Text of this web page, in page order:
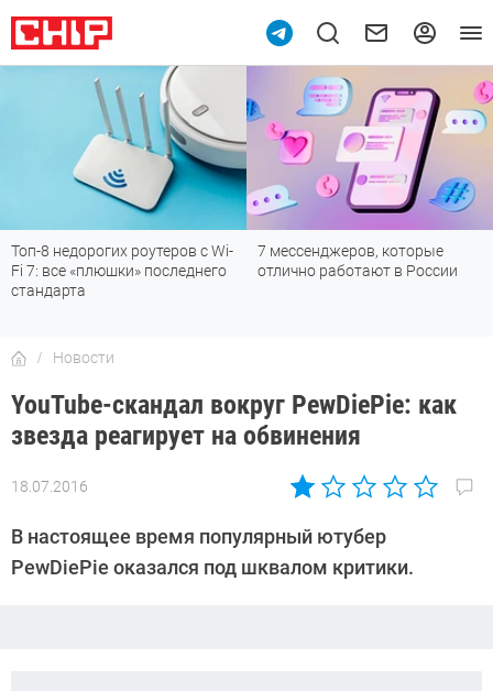
с Wi-
7 мессенджеров, которые
отлично работают в России
Подпишись на наш
мессенджере МАХ
Новости
YouTube-скандал вокруг PewDiePie: как
звезда реагирует на обвинения
18.07.2016
Автор:
Киреев
В настоящее время популярный ютубер
PewDiePie оказался под шквалом критики.